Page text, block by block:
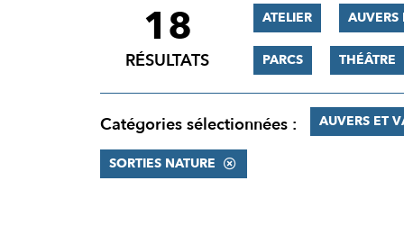
FILTRER
RÉSULTATS
18
RÉSULTATS
ATELIER AUVERS
PARCS THÉÂTRE
Catégories sélectionnées : AUVERS ET
SORTIES NATURE